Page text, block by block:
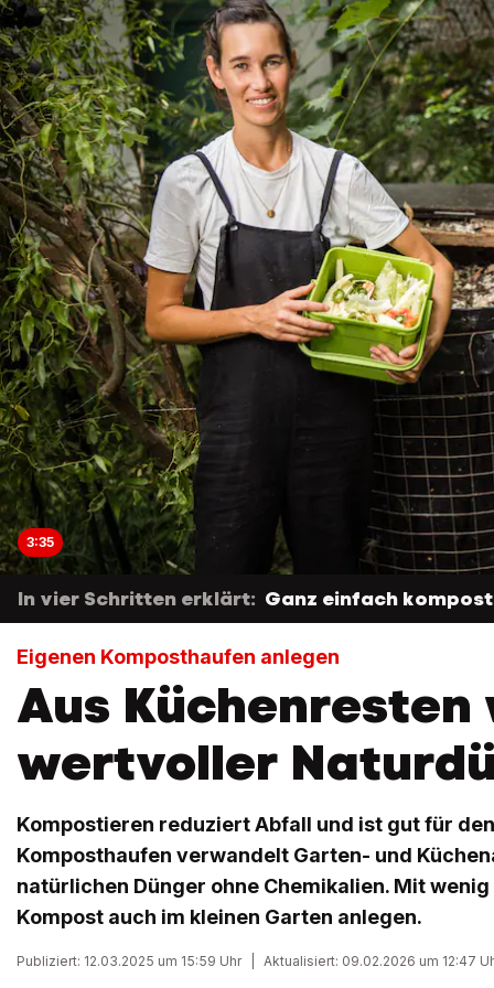
3:35
In vier Schritten erklärt: Ganz einfach
Eigenen Komposthaufen anlegen
Aus Küchenresten
wertvoller
Kompostieren reduziert Abfall und ist gut für
Komposthaufen verwandelt Garten- und
natürlichen Dünger ohne Chemikalien. Mit
Kompost auch im kleinen Garten anlegen.
Publiziert: 12.03.2025 um 15:59 Uhr Aktualisiert: 09.02.2026 um 12:47